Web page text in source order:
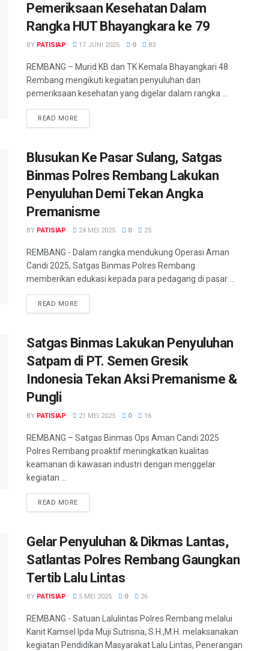
Pemeriksaan Kesehatan Dalam
Rangka HUT Bhayangkara ke 79
BY PATISIAP 17 JUNI 2025 0 83
REMBANG – Murid KB dan TK Kemala Bhayangkari 48
Rembang mengikuti kegiatan penyuluhan dan
pemeriksaan kesehatan yang digelar dalam rangka ...
READ MOREDETAILS
Blusukan Ke Pasar Sulang, Satgas
Binmas Polres Rembang Lakukan
Penyuluhan Demi Tekan Angka
Premanisme
BY PATISIAP 24 MEI 2025 0 25
REMBANG - Dalam rangka mendukung Operasi Aman
Candi 2025, Satgas Binmas Polres Rembang
memberikan edukasi kepada para pedagang di pasar ...
READ MOREDETAILS
Satgas Binmas Lakukan Penyuluhan
Satpam di PT. Semen Gresik
Indonesia Tekan Aksi Premanisme &
Pungli
BY PATISIAP 21 MEI 2025 0 16
REMBANG – Satgas Binmas Ops Aman Candi 2025
Polres Rembang proaktif meningkatkan kualitas
keamanan di kawasan industri dengan menggelar
kegiatan ...
READ MOREDETAILS
Gelar Penyuluhan & Dikmas Lantas,
Satlantas Polres Rembang Gaungkan
Tertib Lalu Lintas
BY PATISIAP 5 MEI 2025 0 26
REMBANG - Satuan Lalulintas Polres Rembang melalui
Kanit Kamsel Ipda Muji Sutrisna, S.H.,M.H. melaksanakan
kegiatan Pendidikan Masyarakat Lalu Lintas, Penerangan